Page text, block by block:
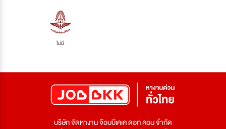
ไม่มี
บริษัท จัดหางาน จ๊อบบีเคเค ดอท คอม จำกัด